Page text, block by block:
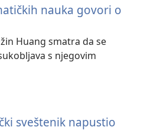
nauka govori o
Huang smatra da se
s njegovim
sveštenik napustio